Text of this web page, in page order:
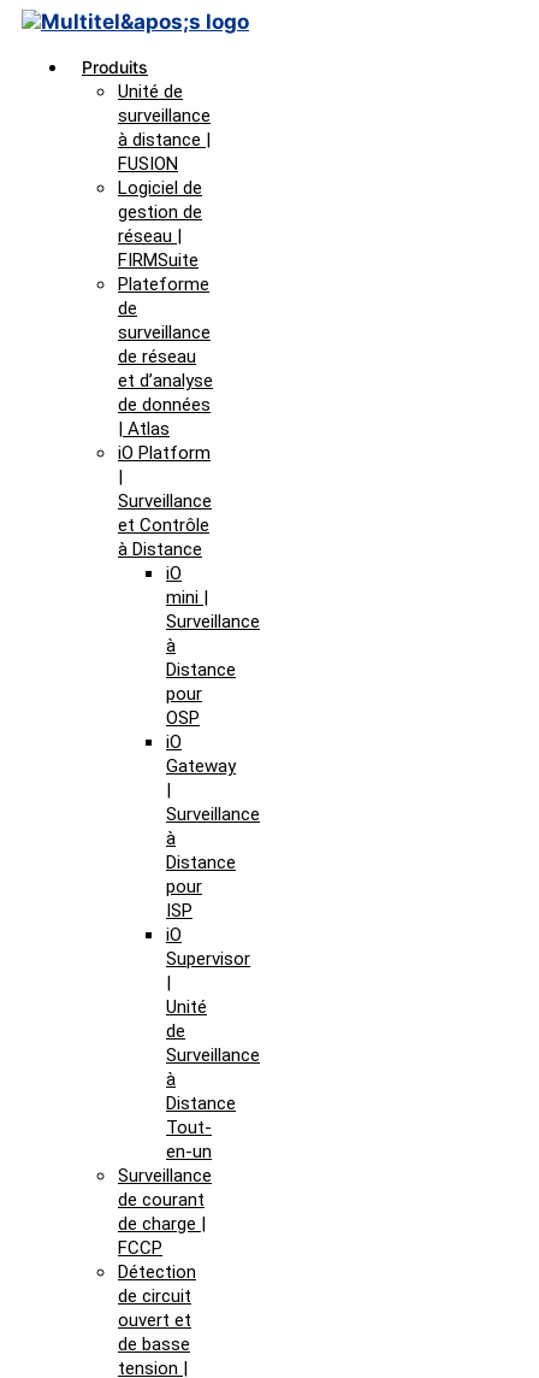
Produits
Unité de
surveillance
à distance |
FUSION
Logiciel de
gestion de
réseau |
FIRMSuite
Plateforme
de
surveillance
de réseau
et d’analyse
de données
| Atlas
iO Platform
|
Surveillance
et Contrôle
à Distance
iO
mini |
Surveillance
à
Distance
pour
OSP
iO
Gateway
|
Surveillance
à
Distance
pour
ISP
iO
Supervisor
|
Unité
de
Surveillance
à
Distance
Tout-
en-un
Surveillance
de courant
de charge |
FCCP
Détection
de circuit
ouvert et
de basse
tension |